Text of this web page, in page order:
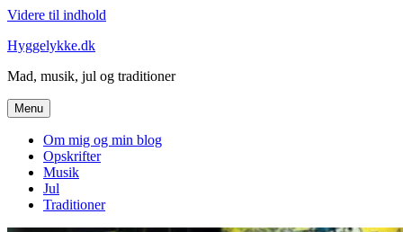
Videre til indhold
Hyggelykke.dk
Mad, musik, jul og traditioner
Menu
Om mig og min blog
Opskrifter
Musik
Jul
Traditioner